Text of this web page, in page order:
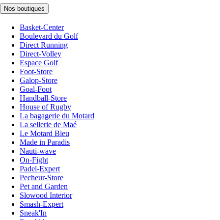
Nos boutiques
Basket-Center
Boulevard du Golf
Direct Running
Direct-Volley
Espace Golf
Foot-Store
Galop-Store
Goal-Foot
Handball-Store
House of Rugby
La bagagerie du Motard
La sellerie de Maé
Le Motard Bleu
Made in Paradis
Nauti-wave
On-Fight
Padel-Expert
Pecheur-Store
Pet and Garden
Slowood Interior
Smash-Expert
Sneak'In